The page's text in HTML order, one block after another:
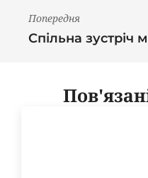
Попередня